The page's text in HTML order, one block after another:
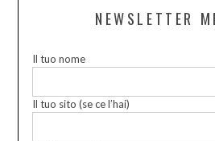
NEWSLETTER
Il tuo nome
Il tuo sito (se ce l’hai)